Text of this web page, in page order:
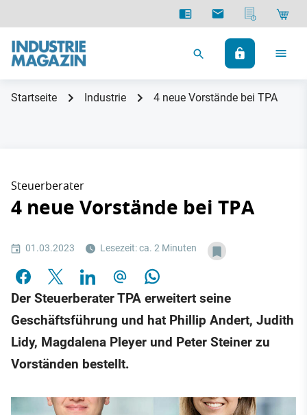
Startseite Industrie 4 neue Vorstände bei TPA
Steuerberater
4 neue Vorstände bei TPA
01.03.2023 Lesezeit: ca. 2 Minuten
Der Steuerberater TPA erweitert seine
Geschäftsführung und hat Phillip Andert, Judith
Lidy, Magdalena Pleyer und Peter Steiner zu
Vorständen bestellt.